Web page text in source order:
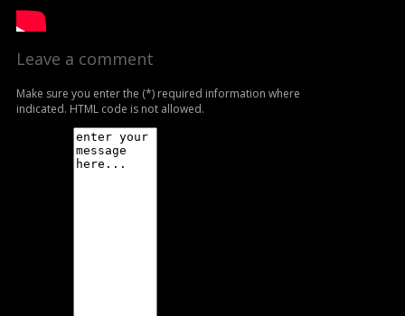
Leave a comment
Make sure you enter the (*) required information where
indicated. HTML code is not allowed.